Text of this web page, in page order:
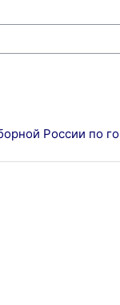
России по го